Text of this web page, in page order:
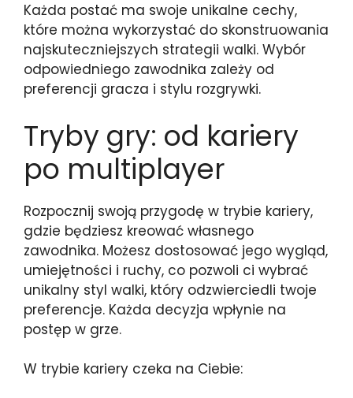
Każda postać ma swoje unikalne cechy,
które można wykorzystać do skonstruowania
najskuteczniejszych strategii walki. Wybór
odpowiedniego zawodnika zależy od
preferencji gracza i stylu rozgrywki.
Tryby gry: od kariery
po multiplayer
Rozpocznij swoją przygodę w trybie kariery,
gdzie będziesz kreować własnego
zawodnika. Możesz dostosować jego wygląd,
umiejętności i ruchy, co pozwoli ci wybrać
unikalny styl walki, który odzwierciedli twoje
preferencje. Każda decyzja wpłynie na
postęp w grze.
W trybie kariery czeka na Ciebie: